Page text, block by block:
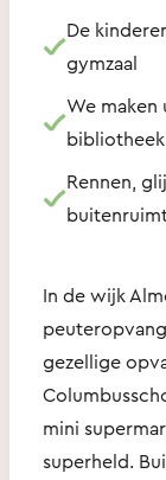
De
gymzaal
We maken
bibliotheek
Rennen,
In de wijk
gezellige
mini
superheld.